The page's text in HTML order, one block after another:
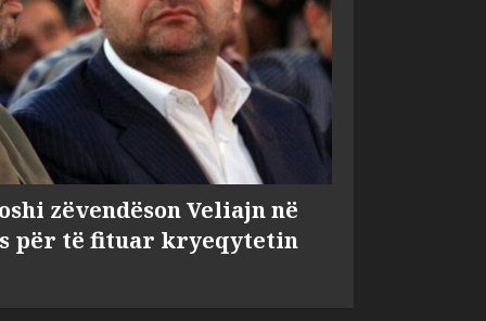
zëvendëson Veliajn në
për të fituar kryeqytetin